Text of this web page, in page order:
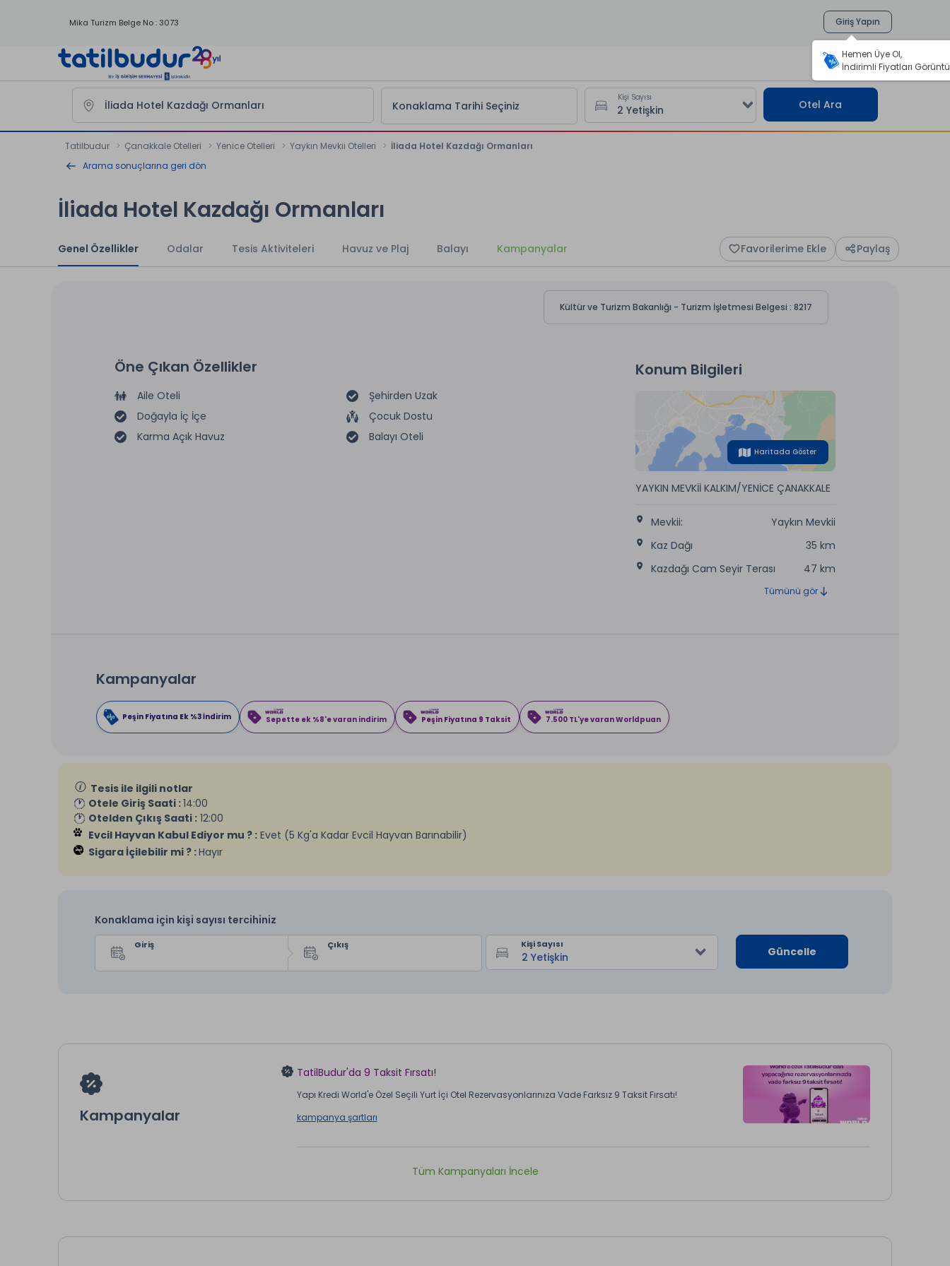
Mika Turizm Belge No : 3073 Giriş Yapın
Konaklama Tarihi Seçiniz
Kişi Sayısı
Otel Ara
Tatilbudur Çanakkale Otelleri Yenice Otelleri Yaykın Mevkii Otelleri
İliada Hotel Kazdağı Ormanları
Arama sonuçlarına geri dön
İliada Hotel Kazdağı Ormanları
Genel Özellikler Odalar Tesis Aktiviteleri Havuz ve Plaj Balayı Kampanyalar Favorilerime Ekle Paylaş
Kültür ve Turizm Bakanlığı - Turizm İşletmesi Belgesi : 8217
Öne Çıkan Özellikler
Aile Oteli
Şehirden Uzak
Doğayla İç İçe
Çocuk Dostu
Karma Açık Havuz
Balayı Oteli
Konum Bilgileri
Haritada Göster
YAYKIN MEVKİİ KALKIM/YENİCE ÇANAKKALE
Mevkii:
Yaykın Mevkii
Kaz Dağı
35 km
Kazdağı Cam Seyir Terası
47 km
Tümünü gör
Kampanyalar
Peşin Fiyatına Ek %3 İndirim Sepette ek %8'e varan indirim Peşin Fiyatına 9 Taksit 7.500 TL'ye varan Worldpuan
Tesis ile ilgili notlar
Otele Giriş Saati :14:00
Otelden Çıkış Saati : 12:00
Evcil Hayvan Kabul Ediyor mu ? : Evet (5 Kg'a Kadar Evcil Hayvan Barınabilir)
Sigara İçilebilir mi ? :Hayır
Konaklama için kişi sayısı tercihiniz
Giriş Çıkış Kişi Sayısı
Güncelle
Kampanyalar
TatilBudur'da 9 Taksit Fırsatı!
Yapı Kredi World'e Özel Seçili Yurt İçi Otel Rezervasyonlarınıza Vade Farksız 9 Taksit Fırsatı!
kampanya şartları
Tüm Kampanyaları İncele
Hemen Üye Ol,
İndirimli Fiyatları